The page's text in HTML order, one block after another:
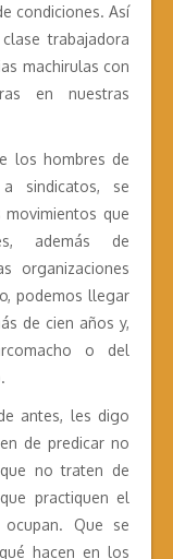
condiciones. Así
trabajadora
machirulas con
en nuestras
los hombres de
sindicatos, se
que
además de
organizaciones
podemos llegar
de cien años y,
o del
antes, les digo
de predicar no
no traten de
practiquen el
Que se
hacen en los